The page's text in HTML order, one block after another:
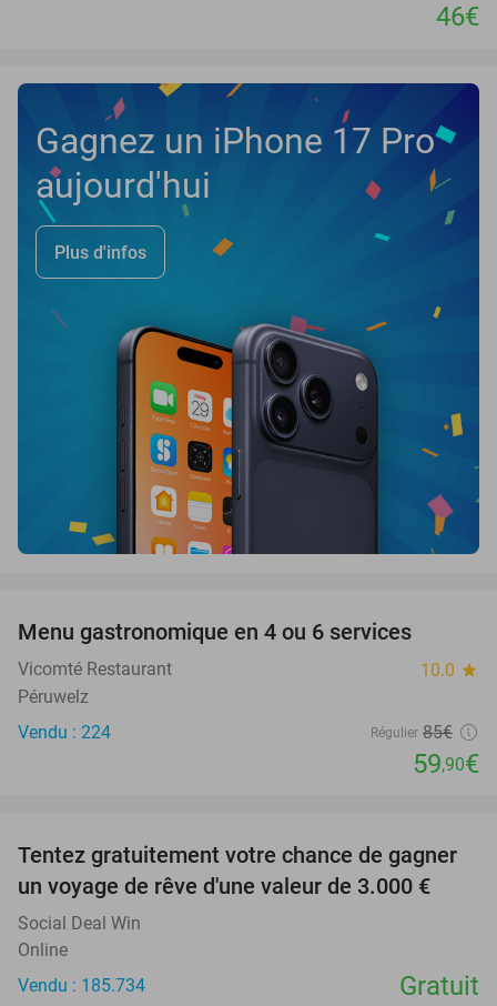
46€
Gagnez un iPhone 17 Pro
aujourd'hui
Plus d'infos
Menu gastronomique en 4 ou 6 services
Vicomté Restaurant 10.0 star
Péruwelz
Vendu : 224
Régulier 85€
59,90€
Tentez gratuitement votre chance de gagner
un voyage de rêve d'une valeur de 3.000 €
Social Deal Win
Online
Vendu : 185.734
Gratuit